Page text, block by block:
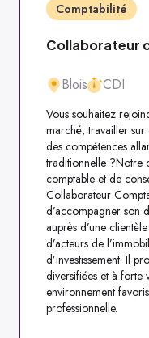
Comptabilité
Collaborateur
Blois CDI
Vous souhaitez
marché, travailler
des compétences
traditionnelle ?Notre
comptable et de
Collaborateur
d’accompagner son
auprès d’une
d’acteurs de
d’investissement. Il
diversifiées et à forte
environnement
professionnelle.